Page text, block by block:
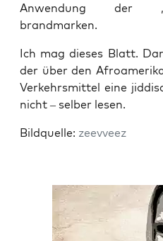
Anwen­dung der
brandmarken.
Ich mag die­ses Blatt.
der über den
Ver­kehrs­mit­tel eine
nicht – sel­ber lesen.
Bild­quel­le: zeev­veez